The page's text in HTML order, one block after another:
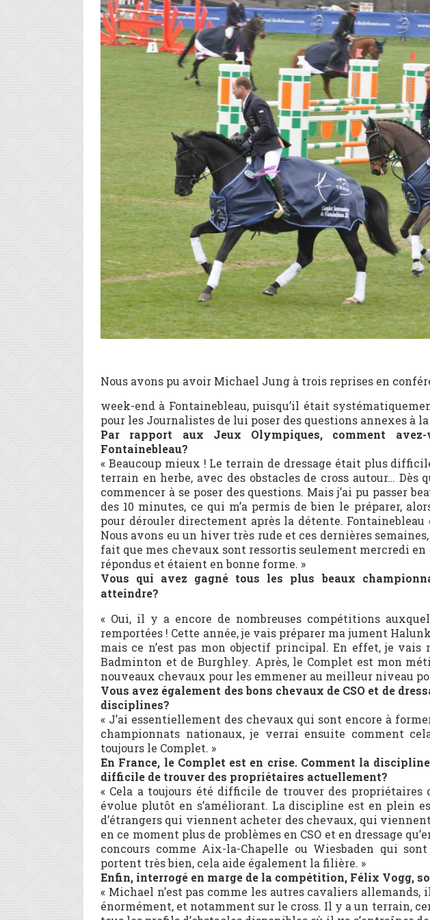
Nous avons pu avoir Michael Jung à trois reprises en
week-end à Fontainebleau, puisqu’il était
pour les Journalistes de lui poser des questions annexes à
Par rapport aux Jeux Olympiques, comment
Fontainebleau?
« Beaucoup mieux ! Le terrain de dressage était plus
terrain en herbe, avec des obstacles de cross autour… Dès
commencer à se poser des questions. Mais j’ai pu passer
des 10 minutes, ce qui m’a permis de bien le préparer,
pour dérouler directement après la détente.
Nous avons eu un hiver très rude et ces dernières
fait que mes chevaux sont ressortis seulement mercredi
répondus et étaient en bonne forme. »
Vous qui avez gagné tous les plus beaux
atteindre?
« Oui, il y a encore de nombreuses compétitions
remportées ! Cette année, je vais préparer ma jument
mais ce n’est pas mon objectif principal. En effet, je vais
Badminton et de Burghley. Après, le Complet est mon
nouveaux chevaux pour les emmener au meilleur niveau
Vous avez également des bons chevaux de CSO et de
disciplines?
« J’ai essentiellement des chevaux qui sont encore à
championnats nationaux, je verrai ensuite comment
toujours le Complet. »
En France, le Complet est en crise. Comment la
difficile de trouver des propriétaires actuellement?
« Cela a toujours été difficile de trouver des
évolue plutôt en s’améliorant. La discipline est en plein
d’étrangers qui viennent acheter des chevaux, qui
en ce moment plus de problèmes en CSO et en dressage
concours comme Aix-la-Chapelle ou Wiesbaden qui
portent très bien, cela aide également la filière. »
Enfin, interrogé en marge de la compétition, Félix Vogg,
« Michael n’est pas comme les autres cavaliers allemands,
énormément, et notamment sur le cross. Il y a un terrain,